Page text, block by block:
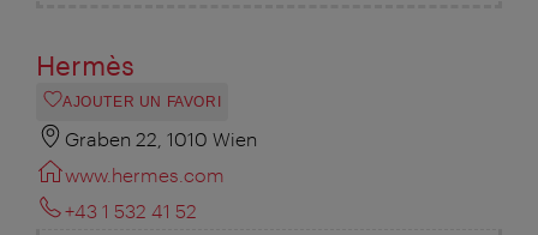
Hermès
AJOUTER UN FAVORI
Graben 22, 1010 Wien
www.hermes.com
+43 1 532 41 52